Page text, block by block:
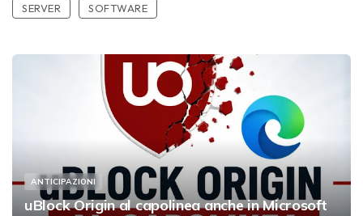
SERVER
SOFTWARE
ANTICIPAZIONI
uBlock Origin al capolinea anche in Microsoft